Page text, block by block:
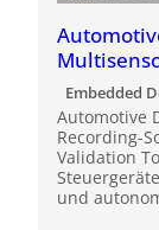
Embedded
Automotive
Recording-
Validation
und